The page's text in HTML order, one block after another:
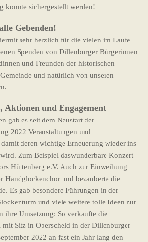
konnte sichergestellt werden!
Gebenden!
sehr herzlich für die vielen im Laufe
Spenden von Dillenburger Bürgerinnen
und Freunden der historischen
und natürlich von unseren
Aktionen und Engagement
gab es seit dem Neustart der
2022 Veranstaltungen und
deren wichtige Erneuerung wieder ins
Zum Beispiel daswunderbare Konzert
Hüttenberg e.V. Auch zur Einweihung
Handglockenchor und bezauberte die
Es gab besondere Führungen in der
und viele weitere tolle Ideen zur
ihre Umsetzung: So verkaufte die
mit Sitz in Oberscheld in der Dillenburger
2022 an fast ein Jahr lang den